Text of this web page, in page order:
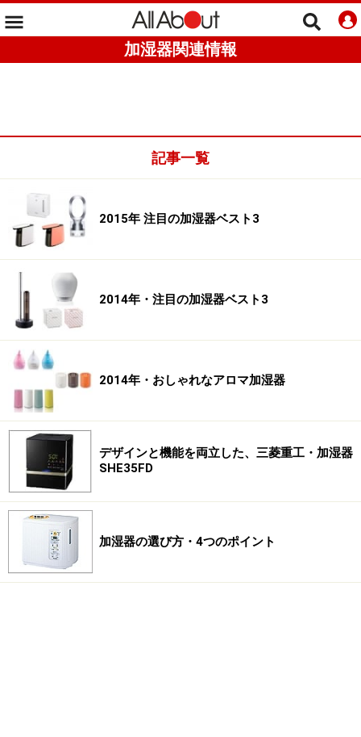
加湿器関連情報
記事一覧
2015年 注目の加湿器ベスト3
2014年・注目の加湿器ベスト3
2014年・おしゃれなアロマ加湿器
デザインと機能を両立した、三菱重工・加湿器
SHE35FD
加湿器の選び方・4つのポイント